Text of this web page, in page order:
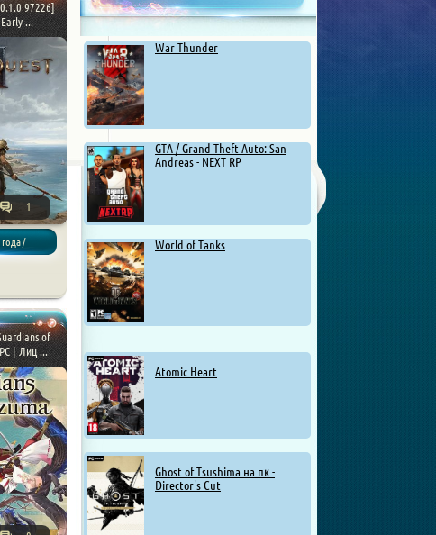
War Thunder
GTA / Grand Theft Auto: San
Andreas - NEXT RP
World of Tanks
Atomic Heart
Ghost of Tsushima на пк -
Director's Cut
97226]
...
1
/
of
| Лиц ...